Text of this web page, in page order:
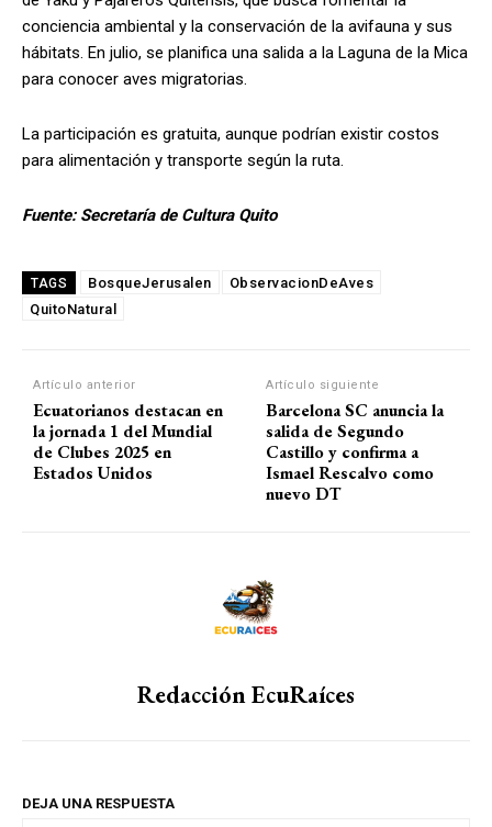
conciencia ambiental y la conservación de la avifauna y sus
hábitats. En julio, se planifica una salida a la Laguna de la Mica
para conocer aves migratorias.
La participación es gratuita, aunque podrían existir costos
para alimentación y transporte según la ruta.
Fuente: Secretaría de Cultura Quito
TAGS BosqueJerusalen
ObservacionDeAves
QuitoNatural
Artículo anterior
Ecuatorianos destacan en
la jornada 1 del Mundial
de Clubes 2025 en
Estados Unidos
Artículo siguiente
Barcelona SC anuncia la
salida de Segundo
Castillo y confirma a
Ismael Rescalvo como
nuevo DT
Redacción EcuRaíces
DEJA UNA RESPUESTA